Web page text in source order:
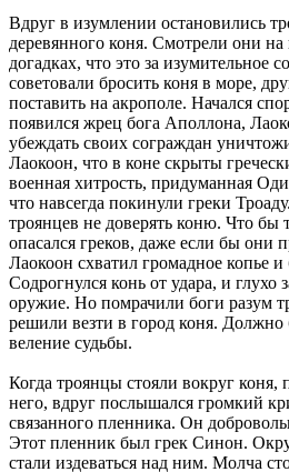
Вдруг в изумлении остановились
деревянного коня. Смотрели они на
догадках, что это за изумительное
советовали бросить коня в море,
поставить на акрополе. Начался
появился жрец бога Аполлона,
убеждать своих сограждан
Лаокоон, что в коне скрыты
военная хитрость, придуманная
что навсегда покинули греки
троянцев не доверять коню. Что бы
опасался греков, даже если бы они
Лаокоон схватил громадное копье
Содрогнулся конь от удара, и глухо
оружие. Но помрачили боги разум
решили везти в город коня. Должно
веление судьбы.
Когда троянцы стояли вокруг коня,
него, вдруг послышался громкий
связанного пленника. Он
Этот пленник был грек Синон.
стали издеваться над ним. Молча